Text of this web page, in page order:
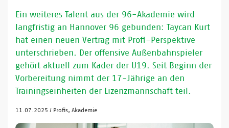
Ein weiteres Talent aus der 96-Akademie wird
langfristig an Hannover 96 gebunden: Taycan Kurt
hat einen neuen Vertrag mit Profi-Perspektive
unterschrieben. Der offensive Außenbahnspieler
gehört aktuell zum Kader der U19. Seit Beginn der
Vorbereitung nimmt der 17-Jährige an den
Trainingseinheiten der Lizenzmannschaft teil.
11.07.2025 / Profis, Akademie